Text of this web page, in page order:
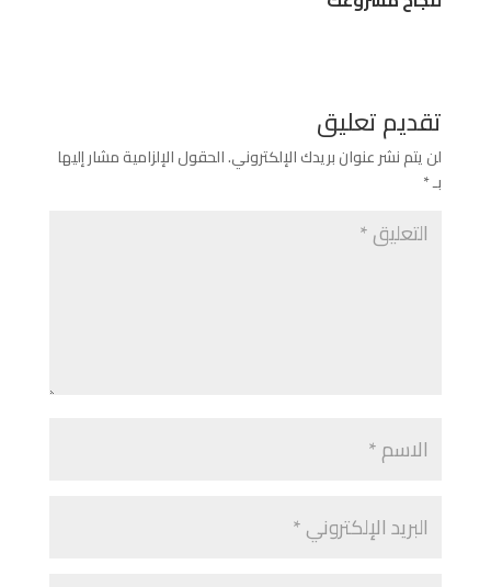
تقديم تعليق
لن يتم نشر عنوان بريدك الإلكتروني.الحقول الإلزامية مشار إليها
بـ*